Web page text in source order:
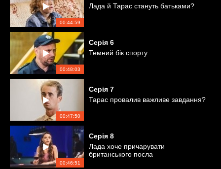
00:44:59
Лада й Тарас стануть батьками?
00:48:03
Серія 6
Темний бік спорту
00:47:50
Серія 7
Тарас провалив важливе завдання?
00:46:51
Серія 8
Лада хоче причарувати
британського посла